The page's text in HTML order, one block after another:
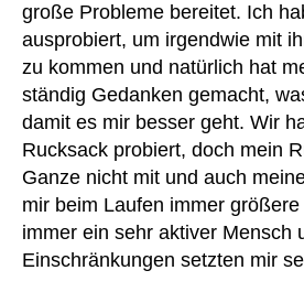
große Probleme bereitet. Ich
ausprobiert, um irgendwie mit
zu kommen und natürlich hat
ständig Gedanken gemacht,
damit es mir besser geht. Wir
Rucksack probiert, doch mein
Ganze nicht mit und auch
mir beim Laufen immer
immer ein sehr aktiver Mensch
Einschränkungen setzten mir